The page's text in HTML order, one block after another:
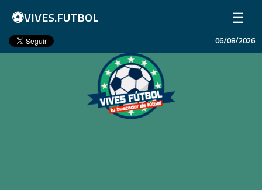
⚽VIVES.FUTBOL ☰
Inicio
06/08/2026